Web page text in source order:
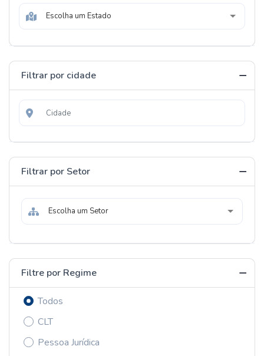
Escolha um Estado
Filtrar por cidade
Filtrar por Setor
Escolha um Setor
Filtre por Regime
Todos
CLT
Pessoa Jurídica